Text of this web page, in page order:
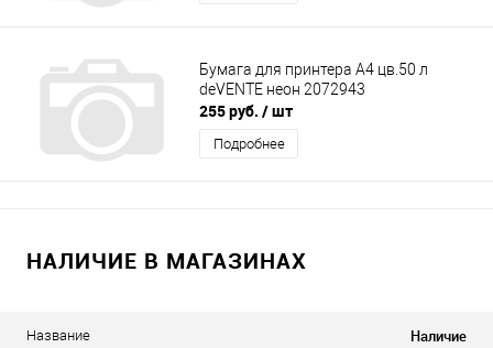
Бумага для принтера А4 цв.50 л
deVENTE неон 2072943
255 руб. / шт
Подробнее
НАЛИЧИЕ В МАГАЗИНАХ
Название Наличие